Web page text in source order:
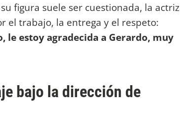
figura suele ser cuestionada, la actriz
el trabajo, la entrega y el respeto:
le estoy agradecida a Gerardo, muy
bajo la dirección de